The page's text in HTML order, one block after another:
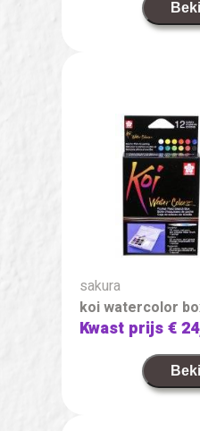
sakura
koi watercolor
Kwast prijs€